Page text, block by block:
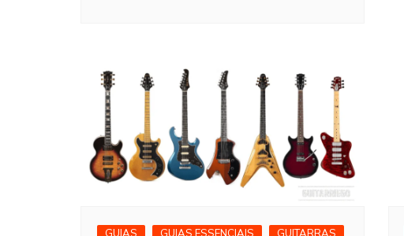
GUIAS GUIAS ESSENCIAIS GUITARRAS